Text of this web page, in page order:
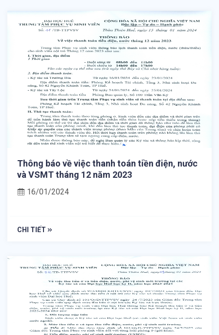
Thông báo về việc thanh toán tiền điện, nước
và VSMT tháng 12 năm 2023
16/01/2024
CHI TIẾT